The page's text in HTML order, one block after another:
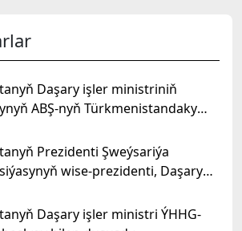
Daşary işler ministriniň
ABŞ-nyň Türkmenistandaky
Prezidenti Şweýsariýa
wise-prezidenti, Daşary
Daşary işler ministri ÝHHG-